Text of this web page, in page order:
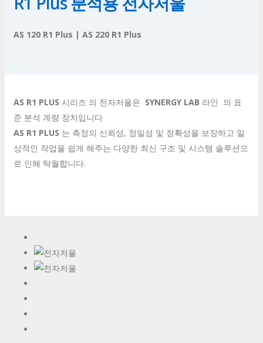
AS 120 R1 Plus | AS 220 R1 Plus
AS R1 PLUS 시리즈 의 전자저울은 SYNERGY LAB 라인 의 표
준 분석 계량 장치입니다
AS R1 PLUS 는 측정의 신뢰성, 정밀성 및 정확성을 보장하고 일
상적인 작업을 쉽게 해주는 다양한 최신 구조 및 시스템 솔루션으
로 인해 탁월합니다.